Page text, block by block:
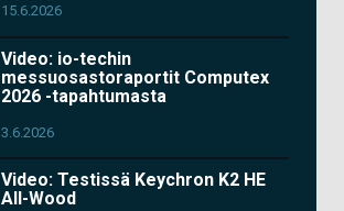
15.6.2026
Video: io-techin
messuosastoraportit Computex
2026 -tapahtumasta
3.6.2026
Video: Testissä Keychron K2 HE
All-Wood